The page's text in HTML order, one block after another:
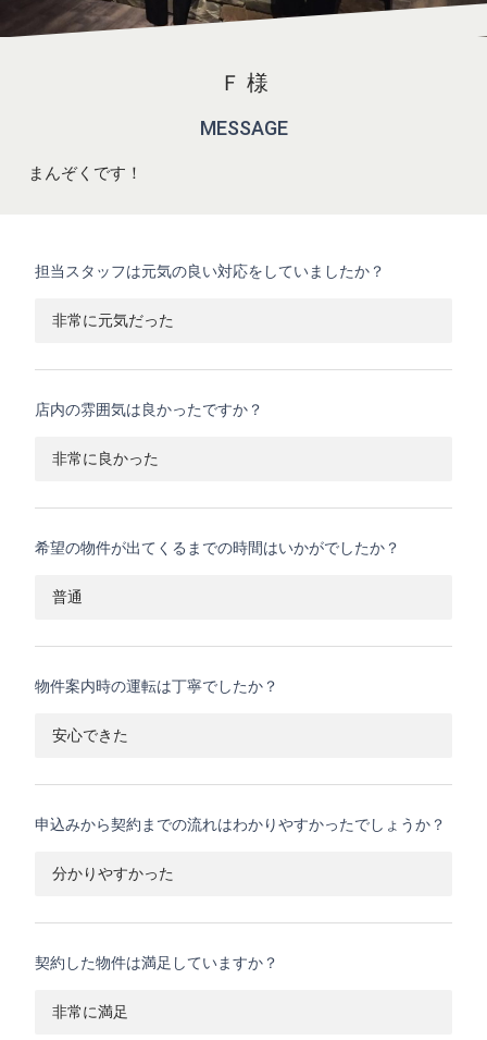
Ｆ 様
MESSAGE
まんぞくです！
担当スタッフは元気の良い対応をしていましたか？
非常に元気だった
店内の雰囲気は良かったですか？
非常に良かった
希望の物件が出てくるまでの時間はいかがでしたか？
普通
物件案内時の運転は丁寧でしたか？
安心できた
申込みから契約までの流れはわかりやすかったでしょうか？
分かりやすかった
契約した物件は満足していますか？
非常に満足